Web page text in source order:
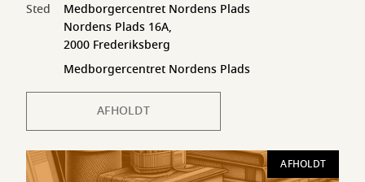
AFHOLDT
Sted
Medborgercentret Nordens Plads
Nordens Plads 16A,
2000 Frederiksberg
Medborgercentret Nordens Plads
AFHOLDT